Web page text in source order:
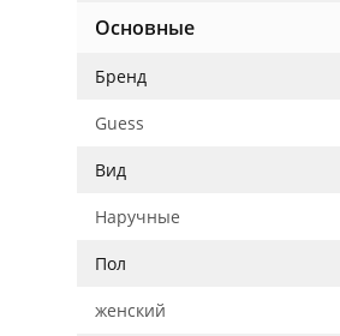
Основные
Бренд
Guess
Вид
Наручные
Пол
женский